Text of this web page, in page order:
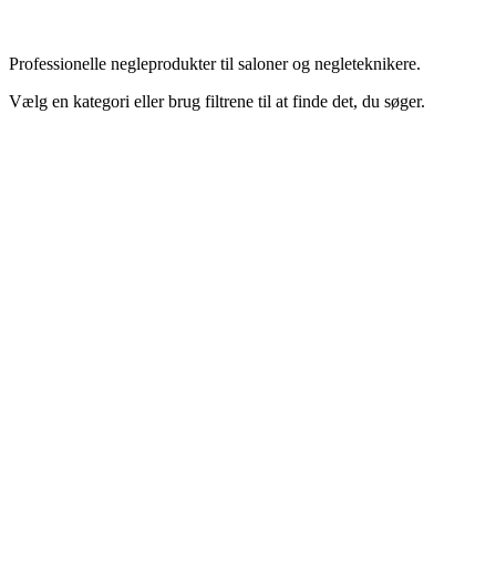
Professionelle negleprodukter til saloner og negleteknikere.
Vælg en kategori eller brug filtrene til at finde det, du søger.